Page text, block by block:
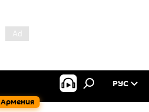
Армения
РУС